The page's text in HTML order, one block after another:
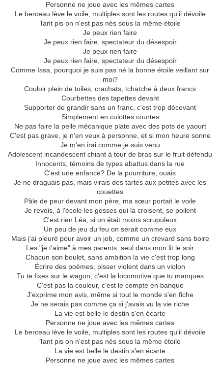
Personne ne joue avec les mêmes cartes
Le berceau lève le voile, multiples sont les routes qu'il dévoile
Tant pis on n'est pas nés sous la même étoile
Je peux rien faire
Je peux rien faire, spectateur du désespoir
Je peux rien faire
Je peux rien faire, spectateur du désespoir
Comme Issa, pourquoi je suis pas né la bonne étoile veillant sur
moi?
Couloir plein de toiles, crachats, tchatche à deux francs
Courbettes des tapettes devant
Supporter de grandir sans un franc, c'est trop décevant
Simplement en culottes courtes
Ne pas faire la pelle mécanique plate avec des pots de yaourt
C'est pas grave, je n'en veux à personne, et si mon heure sonne
Je m'en irai comme je suis venu
Adolescent incandescent chiant à tour de bras sur le fruit défendu
Innocents, témoins de types abattus dans la rue
C'est une enfance? De la pourriture, ouais
Je ne draguais pas, mais virais des tartes aux petites avec les
couettes
Pâle de peur devant mon père, ma sœur portait le voile
Je revois, à l'école les gosses qui la croisent, se poilent
C'est rien Léa, si on était moins scrupuleux
Un peu de jeu du feu on serait comme eux
Mais j'ai pleuré pour avoir un job, comme un crevard sans boire
Les "je t'aime" à mes parents, seul dans mon lit le soir
Chacun son boulet, sans ambition la vie c'est trop long
Écrire des poèmes, pisser violent dans un violon
Tu te fixes sur le wagon, c'est la locomotive que tu manques
C'est pas la couleur, c'est le compte en banque
J'exprime mon avis, même si tout le monde s'en fiche
Je ne serais pas comme ça si j'avais vu la vie riche
La vie est belle le destin s'en écarte
Personne ne joue avec les mêmes cartes
Le berceau lève le voile, multiples sont les routes qu'il dévoile
Tant pis on n'est pas nés sous la même étoile
La vie est belle le destin s'en écarte
Personne ne joue avec les mêmes cartes